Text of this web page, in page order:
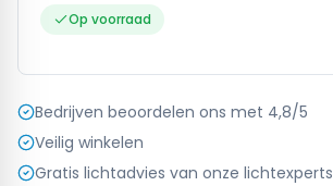
Op voorraad
Bedrijven beoordelen ons met 4,8/5
Veilig winkelen
Gratis lichtadvies van onze lichtexperts